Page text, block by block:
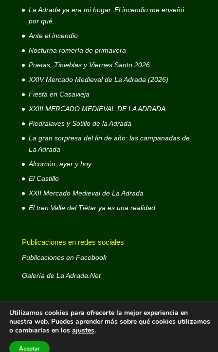
La Adrada ya era mi hogar. El incendio me enseñó
por qué.
Ante el incendio
Nocturna romería de primavera
Poetas, Tinieblas y Viernes Santo 2026
XXIV Mercado Medieval de La Adrada (2026)
Fiesta en Casavieja
XXIII MERCADO MEDIEVAL DE LA ADRADA
Piedralaves y Sotillo de la Adrada
La gran sorpresa del fin de año: las campanadas de
La Adrada
Alcorcón, ayer y hoy
El Castillo
XXII Mercado Medieval de La Adrada
El tren Valle del Tiétar ya es una realidad.
Publicaciones en redes sociales
Publicaciones en Facebook
Galería de La Adrada.Net
La Adrada.Net © 1999 - 2026- Web decana de La
Adrada - Autor: José Antonio D. Rodríguez Rodríguez -
Utilizamos cookies para ofrecerte la mejor experiencia en
nuestra web. Puedes aprender más sobre qué cookies utilizamos
o cambiarlas en los ajustes.
Aceptar